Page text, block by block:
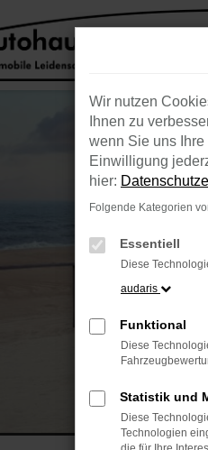
Wir nutzen
Ihnen zu
wenn Sie uns
Einwilligung
hier:
Folgende Kategorien
Essentiell
Diese
audaris
Funktional
Diese
Statistik und
Diese
Technologien